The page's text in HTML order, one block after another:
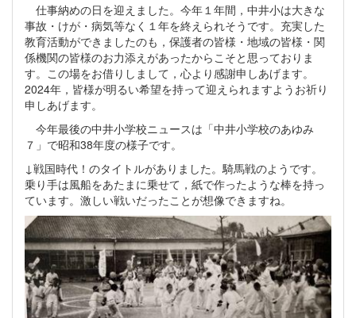
仕事納めの日を迎えました。今年１年間，中井小は大きな
事故・けが・病気等なく１年を終えられそうです。充実した
教育活動ができましたのも，保護者の皆様・地域の皆様・関
係機関の皆様のお力添えがあったからこそと思っておりま
す。この場をお借りしまして，心より感謝申しあげます。
2024年，皆様が明るい希望を持って迎えられますようお祈り
申しあげます。
今年最後の中井小学校ニュースは「中井小学校のあゆみ
７」で昭和38年度の様子です。
↓戦国時代！のタイトルがありました。騎馬戦のようです。
乗り手は風船をあたまに乗せて，紙で作ったような棒を持っ
ています。激しい戦いだったことが想像できますね。